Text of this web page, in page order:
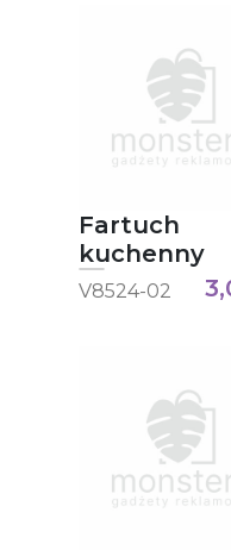
Fartuch
kuchenny
V8524-02